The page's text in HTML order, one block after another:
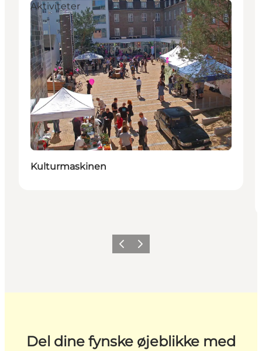
Aktiviteter
Kulturmaskinen
ForrigeNæste
Del dine fynske øjeblikke med